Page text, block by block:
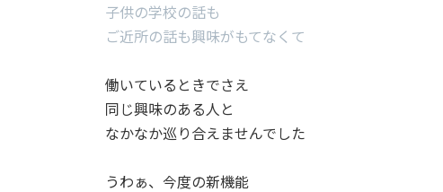
子供の学校の話も
ご近所の話も興味がもてなくて
働いているときでさえ
同じ興味のある人と
なかなか巡り合えませんでした
うわぁ、今度の新機能